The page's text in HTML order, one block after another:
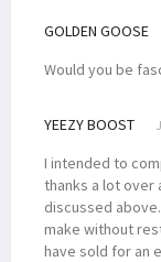
GOLDEN GOOSE
Would you be
YEEZY BOOST
I intended to
thanks a lot over
discussed
make without
have sold for an